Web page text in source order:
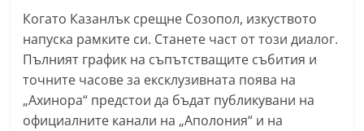
Когато Казанлък срещне Созопол, изкуството
напуска рамките си. Станете част от този диалог.
Пълният график на съпътстващите събития и
точните часове за ексклузивната поява на
„Ахинора“ предстои да бъдат публикувани на
официалните канали на „Аполония“ и на